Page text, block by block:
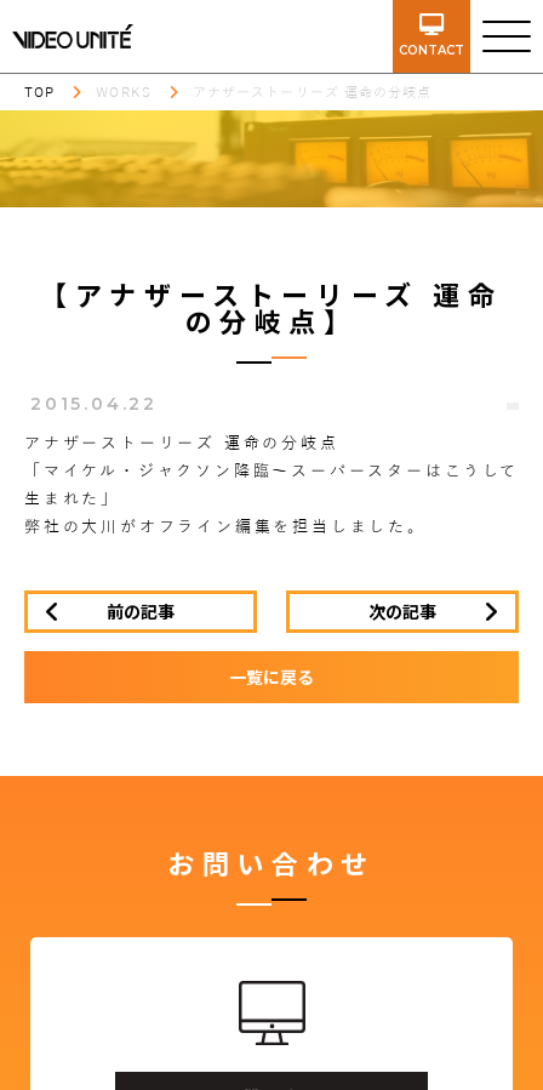
CONTACT
TOP WORKS アナザーストーリーズ 運命の分岐点
【アナザーストーリーズ 運命
の分岐点】
2015.04.22
アナザーストーリーズ 運命の分岐点
「マイケル・ジャクソン降臨～スーパースターはこうして
生まれた」
弊社の大川がオフライン編集を担当しました。
前の記事 次の記事
一覧に戻る
お問い合わせ